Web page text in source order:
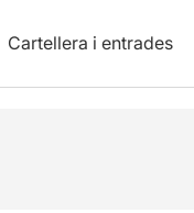
Cartellera i entrades